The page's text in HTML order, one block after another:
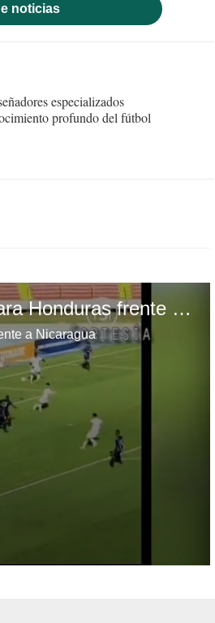
noticias
especializados
profundo del fútbol
Eddie Hernández anota el 1-1 para Honduras frente a Nicaragua
a Nicaragua